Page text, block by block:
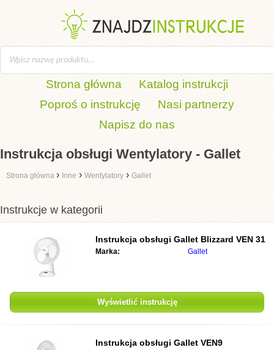
Strona główna
Katalog instrukcji
Poproś o instrukcję
Nasi partnerzy
Napisz do nas
Instrukcja obsługi Wentylatory - Gallet
Strona główna › Inne › Wentylatory › Gallet
Instrukcje w kategorii
Instrukcja obsługi Gallet Blizzard VEN 31
Marka: Gallet
Wyświetlić instrukcję
Instrukcja obsługi Gallet VEN9